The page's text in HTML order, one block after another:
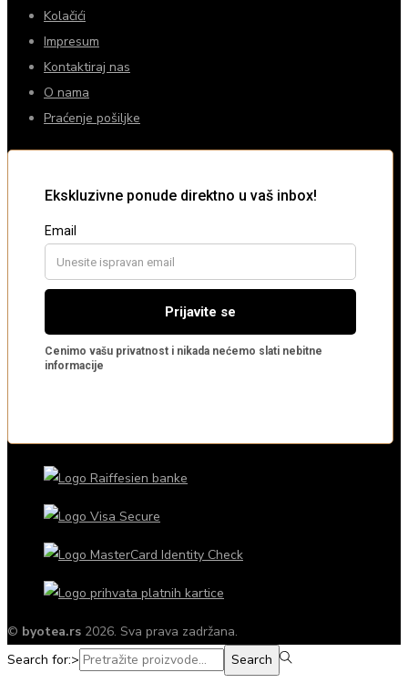
Kolačići
Impresum
Kontaktiraj nas
O nama
Praćenje pošiljke
© byotea.rs 2026. Sva prava zadržana.
Search for:>
Search